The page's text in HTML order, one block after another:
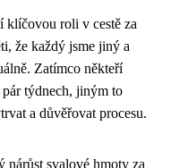
klíčovou roli v cestě za
že každý jsme jiný a
Zatímco někteří
týdnech, jiným to
a důvěřovat procesu.
nárůst svalové hmoty za